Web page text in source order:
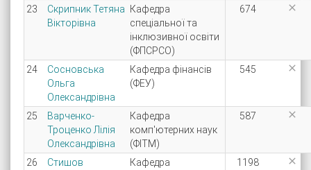
23
Скрипник Тетяна
Вікторівна
Кафедра
спеціальної та
інклюзивної освіти
(ФПСРСО)
674 
24
Сосновська
Ольга
Олександрівна
Кафедра фінансів
(ФЕУ)
545 
25
Варченко-
Троценко Лілія
Олександрівна
Кафедра
комп'ютерних наук
(ФІТМ)
587 
26
Стишов
Кафедра
1198 